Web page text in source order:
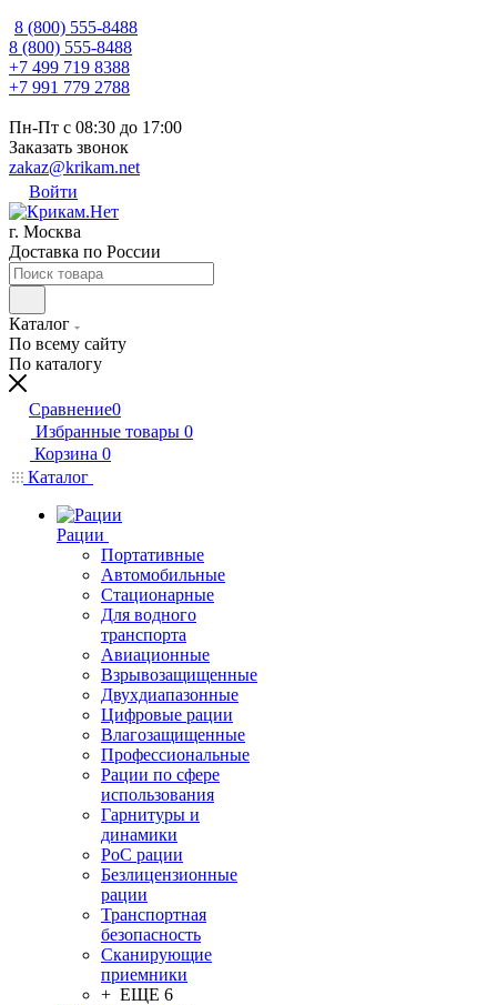
8 (800) 555-8488
8 (800) 555-8488
+7 499 719 8388
+7 991 779 2788
Пн-Пт с 08:30 до 17:00
Заказать звонок
zakaz@krikam.net
Войти
г. Москва
Доставка по России
Каталог
По всему сайту
По каталогу
Сравнение0
Избранные товары 0
Корзина 0
Каталог
Рации
Портативные
Автомобильные
Стационарные
Для водного
транспорта
Авиационные
Взрывозащищенные
Двухдиапазонные
Цифровые рации
Влагозащищенные
Профессиональные
Рации по сфере
использования
Гарнитуры и
динамики
PoC рации
Безлицензионные
рации
Транспортная
безопасность
Сканирующие
приемники
+ ЕЩЕ 6